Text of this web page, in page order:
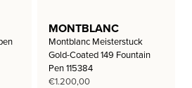
MONTBLANC
Montblanc Meisterstuck
Gold-Coated 149 Fountain
Pen 115384
€1.200,00